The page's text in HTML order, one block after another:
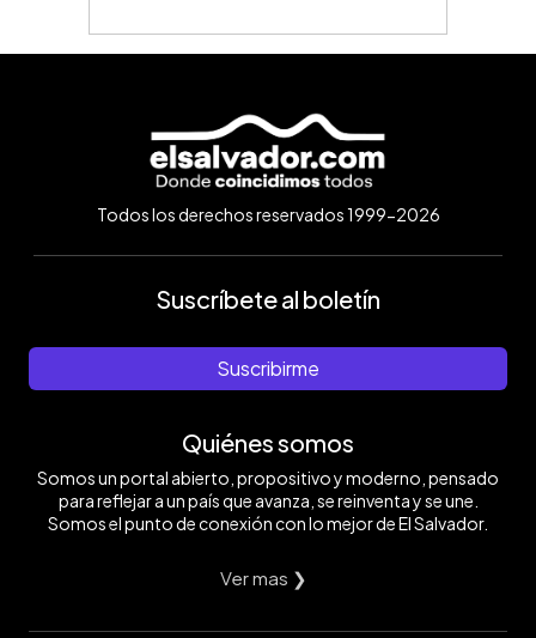
Todos los derechos reservados 1999-2026
Suscríbete al boletín
Suscribirme
Quiénes somos
Somos un portal abierto, propositivo y moderno, pensado
para reflejar a un país que avanza, se reinventa y se une.
Somos el punto de conexión con lo mejor de El Salvador.
Ver mas ❯